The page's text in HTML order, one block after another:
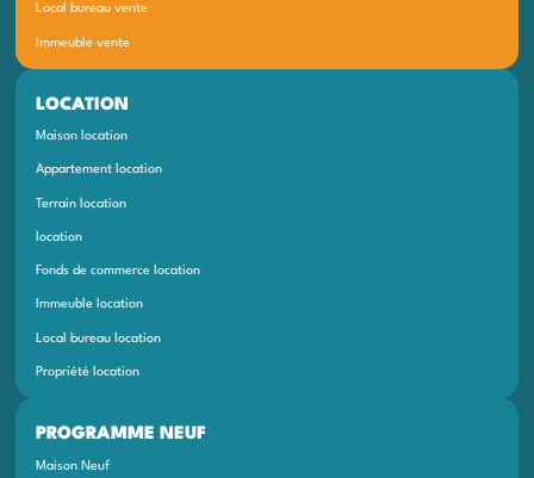
Local bureau vente
Immeuble vente
LOCATION
Maison location
Appartement location
Terrain location
Local bureau location
Propriété location
location
Fonds de commerce location
Immeuble location
PROGRAMME NEUF
Maison Neuf